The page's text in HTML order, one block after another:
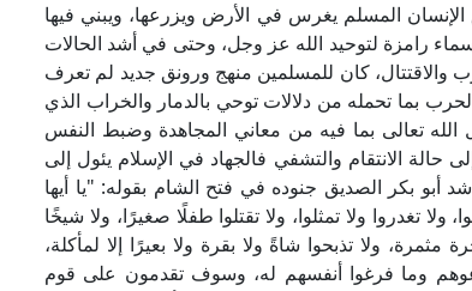
الإنسان المسلم يغرس في الأرض ويزرعها، ويبني فيها
رامزة لتوحيد الله عز وجل، وحتى في أشد الحالات
والاقتتال، كان للمسلمين منهج ورونق جديد لم تعرف
بما تحمله من دلالات توحي بالدمار والخراب الذي
تعالى بما فيه من معاني المجاهدة وضبط النفس
حالة الانتقام والتشفي فالجهاد في الإسلام يئول إلى
أبو بكر الصديق جنوده في فتح الشام بقوله: "يا أيها
تغدروا ولا تمثلوا، ولا تقتلوا طفلًا صغيرًا، ولا شيخًا
مثمرة، ولا تذبحوا شاةً ولا بقرة ولا بعيرًا إلا لمأكلة،
وما فرغوا أنفسهم له، وسوف تقدمون على قوم